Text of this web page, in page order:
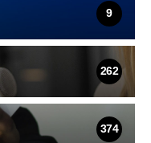
9
262
374